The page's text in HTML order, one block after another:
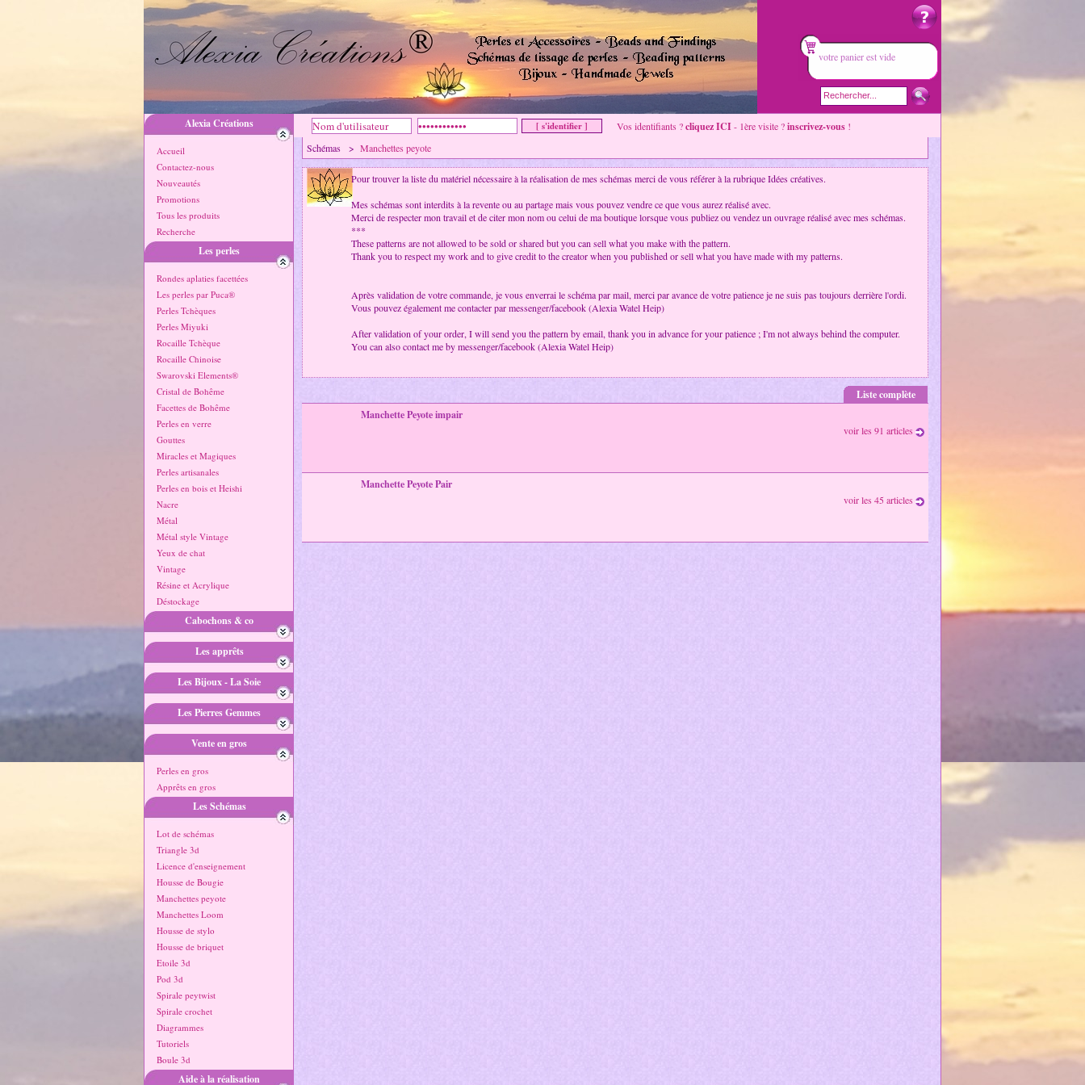
votre panier est vide
Alexia Créations
Accueil
Contactez-nous
Nouveautés
Promotions
Tous les produits
Recherche
Les perles
Rondes aplaties facettées
Les perles par Puca®
Perles Tchèques
Perles Miyuki
Rocaille Tchèque
Rocaille Chinoise
Swarovski Elements®
Cristal de Bohême
Facettes de Bohême
Perles en verre
Gouttes
Miracles et Magiques
Perles artisanales
Perles en bois et Heishi
Nacre
Métal
Métal style Vintage
Yeux de chat
Vintage
Résine et Acrylique
Déstockage
Cabochons & co
Les apprêts
Les Bijoux - La Soie
Les Pierres Gemmes
Vente en gros
Perles en gros
Apprêts en gros
Les Schémas
Lot de schémas
Triangle 3d
Licence d'enseignement
Housse de Bougie
Manchettes peyote
Manchettes Loom
Housse de stylo
Housse de briquet
Etoile 3d
Pod 3d
Spirale peytwist
Spirale crochet
Diagrammes
Tutoriels
Boule 3d
Aide à la réalisation
Vos identifiants ?cliquez ICI- 1ère visite ?inscrivez-vous !
Schémas > Manchettes peyote
Pour trouver la liste du matériel nécessaire à la réalisation de mes schémas merci de vous référer à la rubrique Idées créatives.
Mes schémas sont interdits à la revente ou au partage mais vous pouvez vendre ce que vous aurez réalisé avec.
Merci de respecter mon travail et de citer mon nom ou celui de ma boutique lorsque vous publiez ou vendez un ouvrage réalisé avec mes schémas.
***
These patterns are not allowed to be sold or shared but you can sell what you make with the pattern.
Thank you to respect my work and to give credit to the creator when you published or sell what you have made with my patterns.
Après validation de votre commande, je vous enverrai le schéma par mail, merci par avance de votre patience je ne suis pas toujours derrière l'ordi.
Vous pouvez également me contacter par messenger/facebook (Alexia Watel Heip)
After validation of your order, I will send you the pattern by email, thank you in advance for your patience ; I'm not always behind the computer.
You can also contact me by messenger/facebook (Alexia Watel Heip)
Liste complète
Manchette Peyote impair
voir les 91 articles
Manchette Peyote Pair
voir les 45 articles